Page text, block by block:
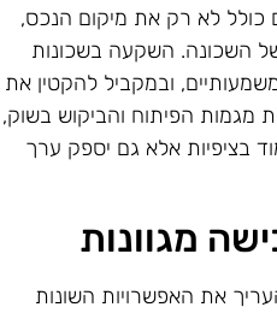
כולל לא רק את מיקום הנכס,
השכונה. השקעה בשכונות
ובמקביל להקטין את
הפיתוח והביקוש בשוק,
בציפיות אלא גם יספק ערך
מגוונות
את האפשרויות השונות